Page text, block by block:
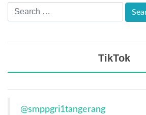
TikTok
@smppgri1tangerang